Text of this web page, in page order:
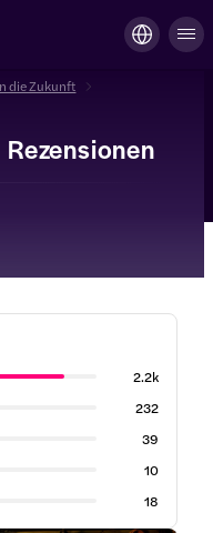
die Zukunft
2.2k
232
39
10
18